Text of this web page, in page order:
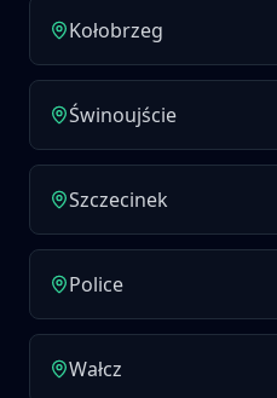
Kołobrzeg
Świnoujście
Szczecinek
Police
Wałcz